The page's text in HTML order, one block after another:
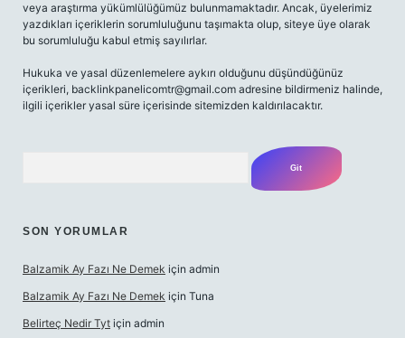
veya araştırma yükümlülüğümüz bulunmamaktadır. Ancak, üyelerimiz
yazdıkları içeriklerin sorumluluğunu taşımakta olup, siteye üye olarak
bu sorumluluğu kabul etmiş sayılırlar.
Hukuka ve yasal düzenlemelere aykırı olduğunu düşündüğünüz
içerikleri, backlinkpanelicomtr@gmail.com adresine bildirmeniz halinde,
ilgili içerikler yasal süre içerisinde sitemizden kaldırılacaktır.
SON YORUMLAR
Balzamik Ay Fazı Ne Demek için admin
Balzamik Ay Fazı Ne Demek için Tuna
Belirteç Nedir Tyt için admin